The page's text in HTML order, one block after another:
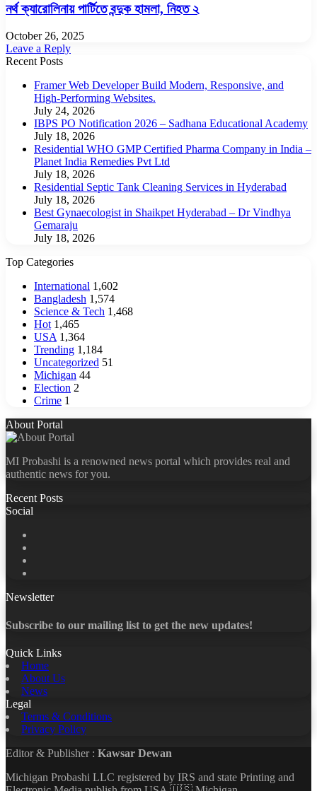
নর্থ ক্যারোলিনায় পার্টিতে বন্দুক হামলা, নিহত ২
October 26, 2025
Leave a Reply
Recent Posts
Framer Web Developer Build Modern, Responsive, and
High-Performing Websites.
July 24, 2026
IBPS PO Notification 2026 – Sadhana Educational Academy
July 18, 2026
Residential WHO GMP Certified Pharma Company in India –
Planet India Remedies Pvt Ltd
July 18, 2026
Residential Septic Tank Cleaning Services in Hyderabad
July 18, 2026
Best Gynaecologist in Shaikpet Hyderabad – Dr Vindhya
Gemaraju
July 18, 2026
Top Categories
International 1,602
Bangladesh 1,574
Science & Tech 1,468
Hot 1,465
USA 1,364
Trending 1,184
Uncategorized 51
Michigan 44
Election 2
Crime 1
About Portal
MI Probashi is a renowned news portal which provides real and
authentic news for you.
Recent Posts
Social
Newsletter
Subscribe to our mailing list to get the new updates!
Quick Links
Home
About Us
News
Legal
Terms & Conditions
Privacy Policy
Editor & Publisher : Kawsar Dewan
Michigan Probashi LLC registered by IRS and state Printing and